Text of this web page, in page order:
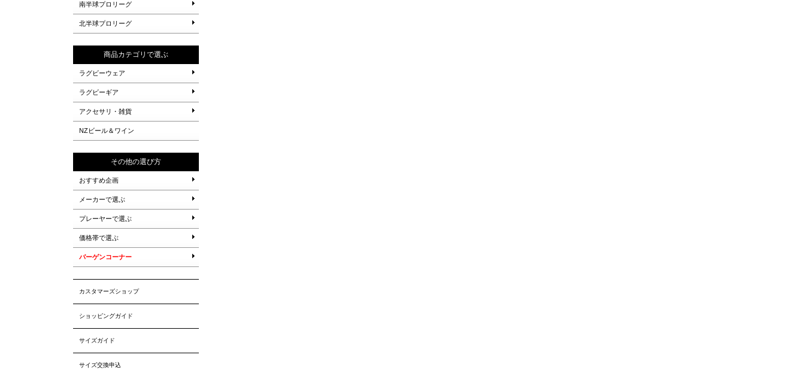
南半球プロリーグ
北半球プロリーグ
商品カテゴリで選ぶ
ラグビーウェア
ラグビーギア
アクセサリ・雑貨
NZビール＆ワイン
その他の選び方
おすすめ企画
メーカーで選ぶ
プレーヤーで選ぶ
価格帯で選ぶ
バーゲンコーナー
カスタマーズショップ
ショッピングガイド
サイズガイド
サイズ交換申込